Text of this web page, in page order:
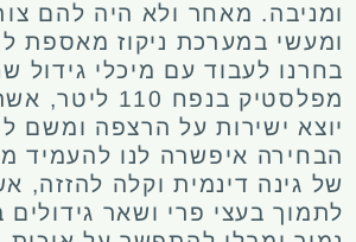
ומניבה. מאחר ולא היה להם
ומעשי במערכת ניקוז מאספת
בחרנו לעבוד עם מיכלי גידול
מפלסטיק בנפח
יוצא ישירות על הרצפה ומשם
הבחירה איפשרה לנו להעמיד
של גינה דינמית וקלה להזזה,
לתמוך בעצי פרי ושאר